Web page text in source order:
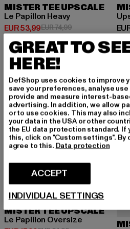
MISTER TEE UPSCALE
Le Papillon Heavy
EUR 53,99
Huidige prijs: EUR 53,99
EUR 74,99Actieprijs: EUR
-28%
MISTER TEE UPSCALE
Le Papillon Oversize
GREAT TO
HERE!
DefShop uses cookies to improve
save your preferences, analyse
provide and measure interest-
advertising. In addition, we allow
or to use cookies. This may also
your data in the USA or other
the EU data protection standard. If
this, click on "Custom settings". By
agree to this. Data protection
ACCEPT
INDIVIDUAL SETTINGS